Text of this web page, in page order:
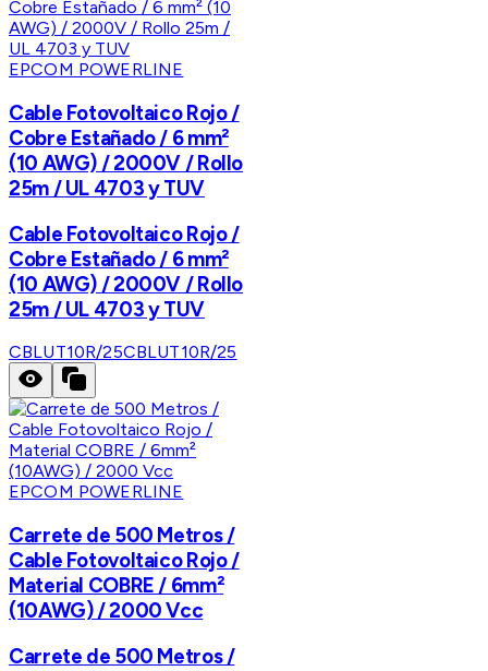
EPCOM POWERLINE
Cable Fotovoltaico Rojo /
Cobre Estañado / 6 mm²
(10 AWG) / 2000V / Rollo
25m / UL 4703 y TUV
Cable Fotovoltaico Rojo /
Cobre Estañado / 6 mm²
(10 AWG) / 2000V / Rollo
25m / UL 4703 y TUV
CBLUT10R/25CBLUT10R/25
EPCOM POWERLINE
Carrete de 500 Metros /
Cable Fotovoltaico Rojo /
Material COBRE / 6mm²
(10AWG) / 2000 Vcc
Carrete de 500 Metros /